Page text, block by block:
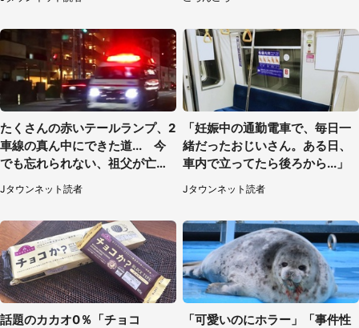
たくさんの赤いテールランプ、2
車線の真ん中にできた道... 今
でも忘れられない、祖父が亡く
なった夜に見た光景（30代女
性）
Jタウンネット読者
「妊娠中の通勤電車で、毎日一
緒だったおじいさん。ある日、
車内で立ってたら後ろから...」
Jタウンネット読者
話題のカカオ0％「チョコ
「可愛いのにホラー」「事件性